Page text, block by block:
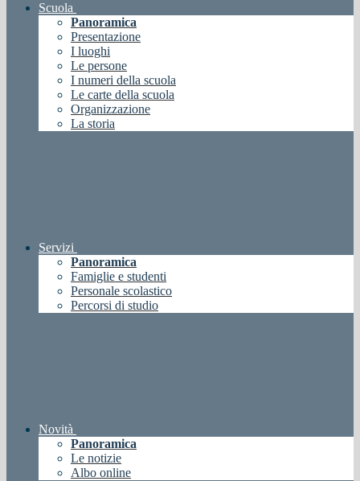
Scuola
Panoramica
Presentazione
I luoghi
Le persone
I numeri della scuola
Le carte della scuola
Organizzazione
La storia
Servizi
Panoramica
Famiglie e studenti
Personale scolastico
Percorsi di studio
Novità
Panoramica
Le notizie
Albo online